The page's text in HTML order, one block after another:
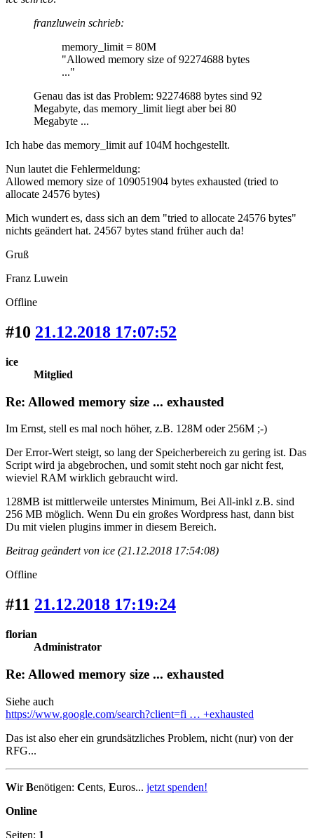
franzluwein schrieb:
memory_limit = 80M
"Allowed memory size of 92274688 bytes
..."
Genau das ist das Problem: 92274688 bytes sind 92
Megabyte, das memory_limit liegt aber bei 80
Megabyte ...
Ich habe das memory_limit auf 104M hochgestellt.
Nun lautet die Fehlermeldung:
Allowed memory size of 109051904 bytes exhausted (tried to
allocate 24576 bytes)
Mich wundert es, dass sich an dem "tried to allocate 24576 bytes"
nichts geändert hat. 24567 bytes stand früher auch da!
Gruß
Franz Luwein
Offline
#10 21.12.2018 17:07:52
ice
Mitglied
Re: Allowed memory size ... exhausted
Im Ernst, stell es mal noch höher, z.B. 128M oder 256M ;-)
Der Error-Wert steigt, so lang der Speicherbereich zu gering ist. Das
Script wird ja abgebrochen, und somit steht noch gar nicht fest,
wieviel RAM wirklich gebraucht wird.
128MB ist mittlerweile unterstes Minimum, Bei All-inkl z.B. sind
256 MB möglich. Wenn Du ein großes Wordpress hast, dann bist
Du mit vielen plugins immer in diesem Bereich.
Beitrag geändert von ice (21.12.2018 17:54:08)
Offline
#11 21.12.2018 17:19:24
florian
Administrator
Re: Allowed memory size ... exhausted
Siehe auch
https://www.google.com/search?client=fi … +exhausted
Das ist also eher ein grundsätzliches Problem, nicht (nur) von der
RFG...
WirBenötigen: Cents, Euros... jetzt spenden!
Online
Seiten: 1